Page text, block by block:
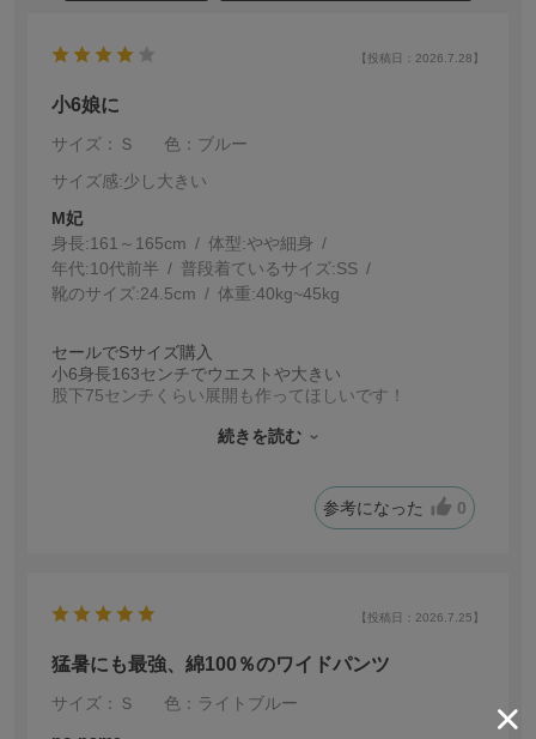
【投稿日：2026.7.28】
小6娘に
サイズ：Ｓ
色：ブルー
サイズ感:少し大きい
M妃
身長:161～165cm 体型:細身
年代:10代前半 普段着ているサイズ:SS
靴のサイズ:24.5cm 体重:40kg~45kg
セールでSサイズ購入
小6身長163センチでウエストや大きい
股下75センチくらい展開も作ってほしいです！
デザインとカラー履き心地は気に入って着用しています
続きを読む
参考になった 0
【投稿日：2026.7.25】
猛暑にも最強、綿100％のワイドパンツ
サイズ：Ｓ
色：ライトブルー